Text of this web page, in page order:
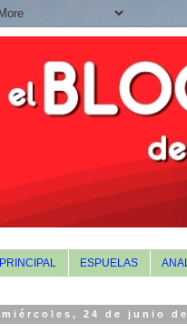
PRINCIPAL ESPUELAS
miércoles, 24 de junio de